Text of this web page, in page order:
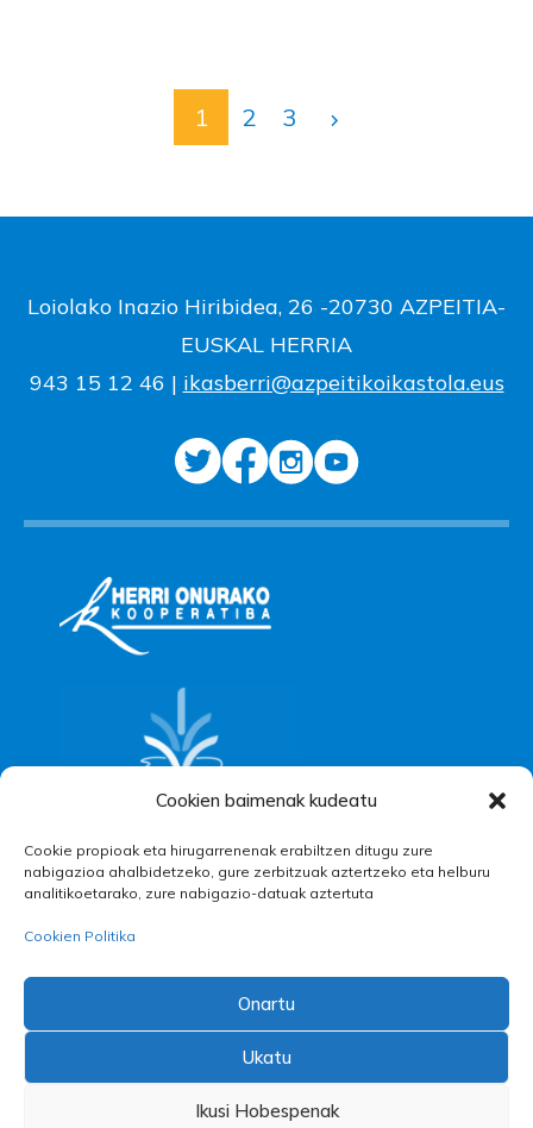
Cookien baimenak kudeatu
Cookie propioak eta hirugarrenenak erabiltzen ditugu zure
nabigazioa ahalbidetzeko, gure zerbitzuak aztertzeko eta helburu
analitikoetarako, zure nabigazio-datuak aztertuta
Cookien Politika
Onartu
Ukatu
Ikusi Hobespenak
1 2 3
Loiolako Inazio Hiribidea, 26 -20730 AZPEITIA-
EUSKAL HERRIA
943 15 12 46 | ikasberri@azpeitikoikastola.eus
Pribatutasun Oharra||Postontzi etikoa